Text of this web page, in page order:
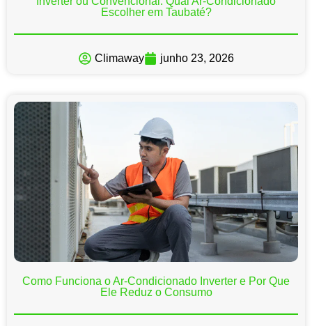
Escolher em Taubaté?
Climaway junho 23, 2026
Como Funciona o Ar-Condicionado Inverter e Por Que
Ele Reduz o Consumo